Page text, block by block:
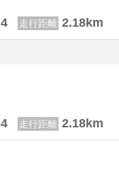
4 走行距離 2.18km
4 走行距離 2.18km